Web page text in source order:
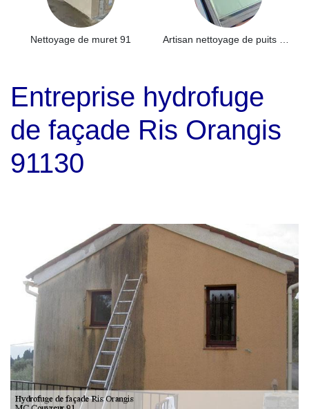
Nettoyage de muret 91
Entreprise hydrofuge
de façade Ris Orangis
91130